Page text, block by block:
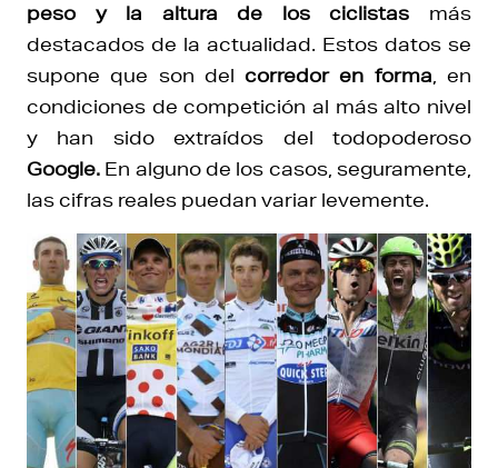
peso y la altura de los ciclistas más
destacados de la actualidad. Estos datos se
supone que son delcorredor en forma , en
condiciones de competición al más alto nivel
y han sido extraídos del todopoderoso
Google. En alguno de los casos, seguramente,
las cifras reales puedan variar levemente.